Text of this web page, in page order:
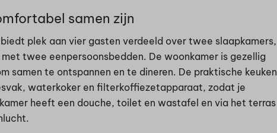
samen zijn
plek aan vier gasten verdeeld over twee slaapkamers,
twee eenpersoonsbedden. De woonkamer is gezellig
te ontspannen en te dineren. De praktische keuken
waterkoker en filterkoffiezetapparaat, zodat je
heeft een douche, toilet en wastafel en via het terras